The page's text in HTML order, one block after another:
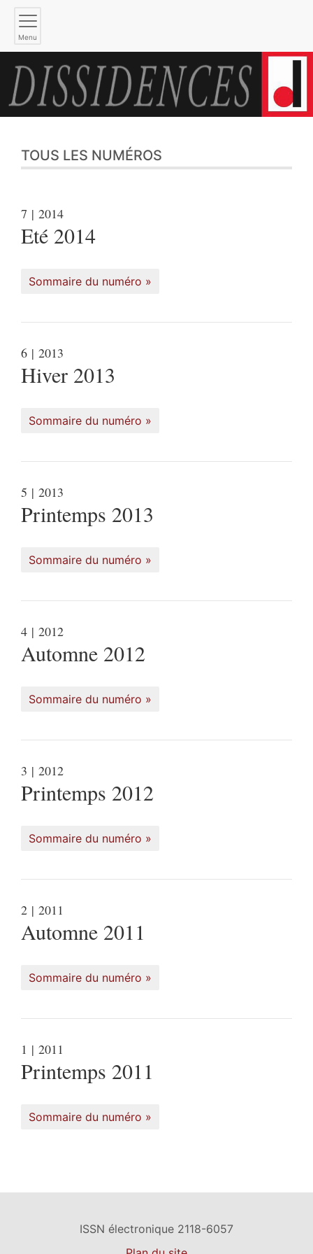
Menu
TOUS LES NUMÉROS
7 | 2014
Eté 2014
Sommaire du numéro
6 | 2013
Hiver 2013
Sommaire du numéro
5 | 2013
Printemps 2013
Sommaire du numéro
4 | 2012
Automne 2012
Sommaire du numéro
3 | 2012
Printemps 2012
Sommaire du numéro
2 | 2011
Automne 2011
Sommaire du numéro
1 | 2011
Printemps 2011
Sommaire du numéro
ISSN électronique 2118-6057